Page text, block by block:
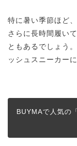
特に暑い季節ほど
さらに長時間履い
ともあるでしょう
ッシュスニーカー
BUYMAで人気の